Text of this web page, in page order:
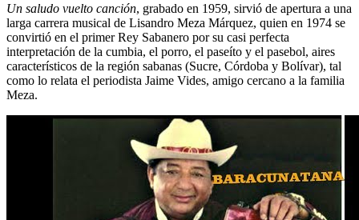
Un saludo vuelto canción, grabado en 1959, sirvió de apertura a una
larga carrera musical de Lisandro Meza Márquez, quien en 1974 se
convirtió en el primer Rey Sabanero por su casi perfecta
interpretación de la cumbia, el porro, el paseíto y el pasebol, aires
característicos de la región sabanas (Sucre, Córdoba y Bolívar), tal
como lo relata el periodista Jaime Vides, amigo cercano a la familia
Meza.